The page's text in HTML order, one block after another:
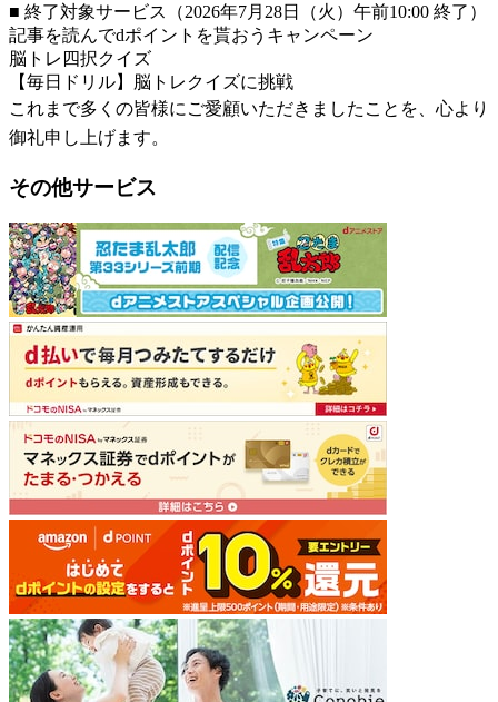
■ 終了対象サービス（2026年7月28日（火）午前10:00 終了）
記事を読んでdポイントを貰おうキャンペーン
脳トレ四択クイズ
【毎日ドリル】脳トレクイズに挑戦
これまで多くの皆様にご愛顧いただきましたことを、心より
御礼申し上げます。
その他サービス